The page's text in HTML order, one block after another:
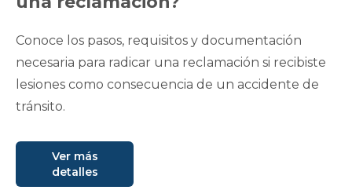
Conoce los pasos, requisitos y documentación
necesaria para radicar una reclamación si recibiste
lesiones como consecuencia de un accidente de
tránsito.
Ver más
detalles